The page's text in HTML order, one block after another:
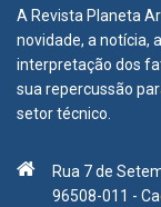
A Revista Planeta
novidade, a notícia,
interpretação dos
sua repercussão
setor técnico.
Rua 7 de
96508-011 -